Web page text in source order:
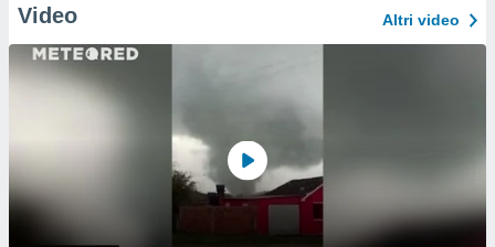
Video Altri video